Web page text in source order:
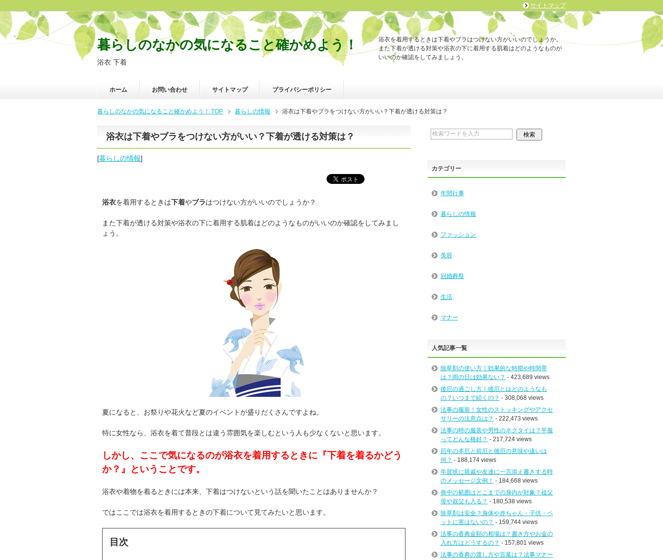
暮らしのなかの気になること確かめよう！
浴衣 下着
浴衣を着用するときは下着やブラはつけない方がいいのでしょうか。
また下着が透ける対策や浴衣の下に着用する肌着はどのようなものが
いいのか確認をしてみましょう。
ホーム お問い合わせ サイトマップ プライバシーポリシー
暮らしのなかの気になること確かめよう！ TOP 暮らしの情報 浴衣は下着やブラをつけない方がいい？下着が透ける対策は？
浴衣は下着やブラをつけない方がいい？下着が透ける対策は？
[暮らしの情報]
浴衣を着用するときは下着やブラはつけない方がいいのでしょうか？
また下着が透ける対策や浴衣の下に着用する肌着はどのようなものがいいのか確認をしてみまし
ょう。
夏になると、お祭りや花火など夏のイベントが盛りだくさんですよね。
特に女性なら、浴衣を着て普段とは違う雰囲気を楽しむという人も少なくないと思います。
しかし、ここで気になるのが浴衣を着用するときに『下着を着るかどう
か？』ということです。
浴衣や着物を着るときには本来、下着はつけないという話を聞いたことはありませんか？
ではここでは浴衣を着用するときの下着について見てみたいと思います。
目次
カテゴリー
年間行事
暮らしの情報
ファッション
美容
冠婚葬祭
生活
マナー
人気記事一覧
除草剤の使い方｜効果的な時期や時間帯
は？雨の日は効果ない？ - 423,689 views
後厄の過ごし方！後厄とはどのようなも
の？いつまで続くの？ - 308,068 views
法事の服装！女性のストッキングやアクセ
サリーの注意点は？ - 222,473 views
法事の時の服装や男性のネクタイは？平服
ってどんな格好？ - 217,724 views
厄年の本厄と前厄と後厄の意味や違いは
何？ - 188,174 views
年賀状に親戚や友達に一言添え書きする時
のメッセージ文例！ - 184,668 views
喪中の範囲はどこまでの身内が対象？祖父
母や叔父も入る？ - 180,538 views
除草剤は安全？身体や赤ちゃん・子供・ペ
ットに害はないの？ - 159,744 views
法事の香典金額の相場は？書き方やお金の
入れ方はどうするの？ - 157,801 views
法事の香典の渡し方や言葉は？法事マナー
サイトマップ